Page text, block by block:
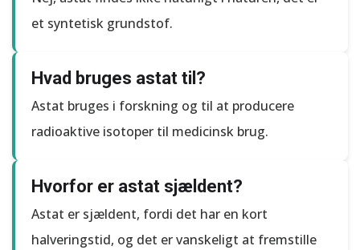
et syntetisk grundstof.
Hvad bruges astat til?
Astat bruges i forskning og til at producere
radioaktive isotoper til medicinsk brug.
Hvorfor er astat sjældent?
Astat er sjældent, fordi det har en kort
halveringstid, og det er vanskeligt at fremstille